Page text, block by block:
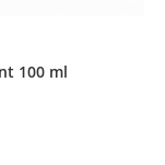
100 ml